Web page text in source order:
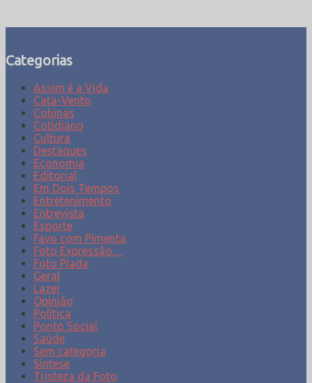
Categorias
Assim é a Vida
Cata-Vento
Colunas
Cotidiano
Cultura
Destaques
Economia
Editorial
Em Dois Tempos
Entretenimento
Entrevista
Esporte
Favo com Pimenta
Foto Expressão…
Foto Piada
Geral
Lazer
Opinião
Política
Ponto Social
Saúde
Sem categoria
Síntese
Tristeza da Foto